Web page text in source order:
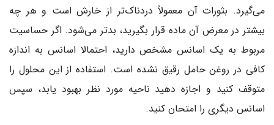
می‌گیرد. بثورات آن معمولاً دردناک‌تر از خارش است و هر چه
بیشتر در معرض آن ماده قرار بگیرید، بدتر می‌شود. اگر حساسیت
مربوط به یک اسانس مشخص دارید، احتمالا اسانس به اندازه
کافی در روغن حامل رقیق نشده است. استفاده از این محلول را
متوقف کنید و اجازه دهید ناحیه مورد نظر بهبود یابد، سپس
اسانس دیگری را امتحان کنید.